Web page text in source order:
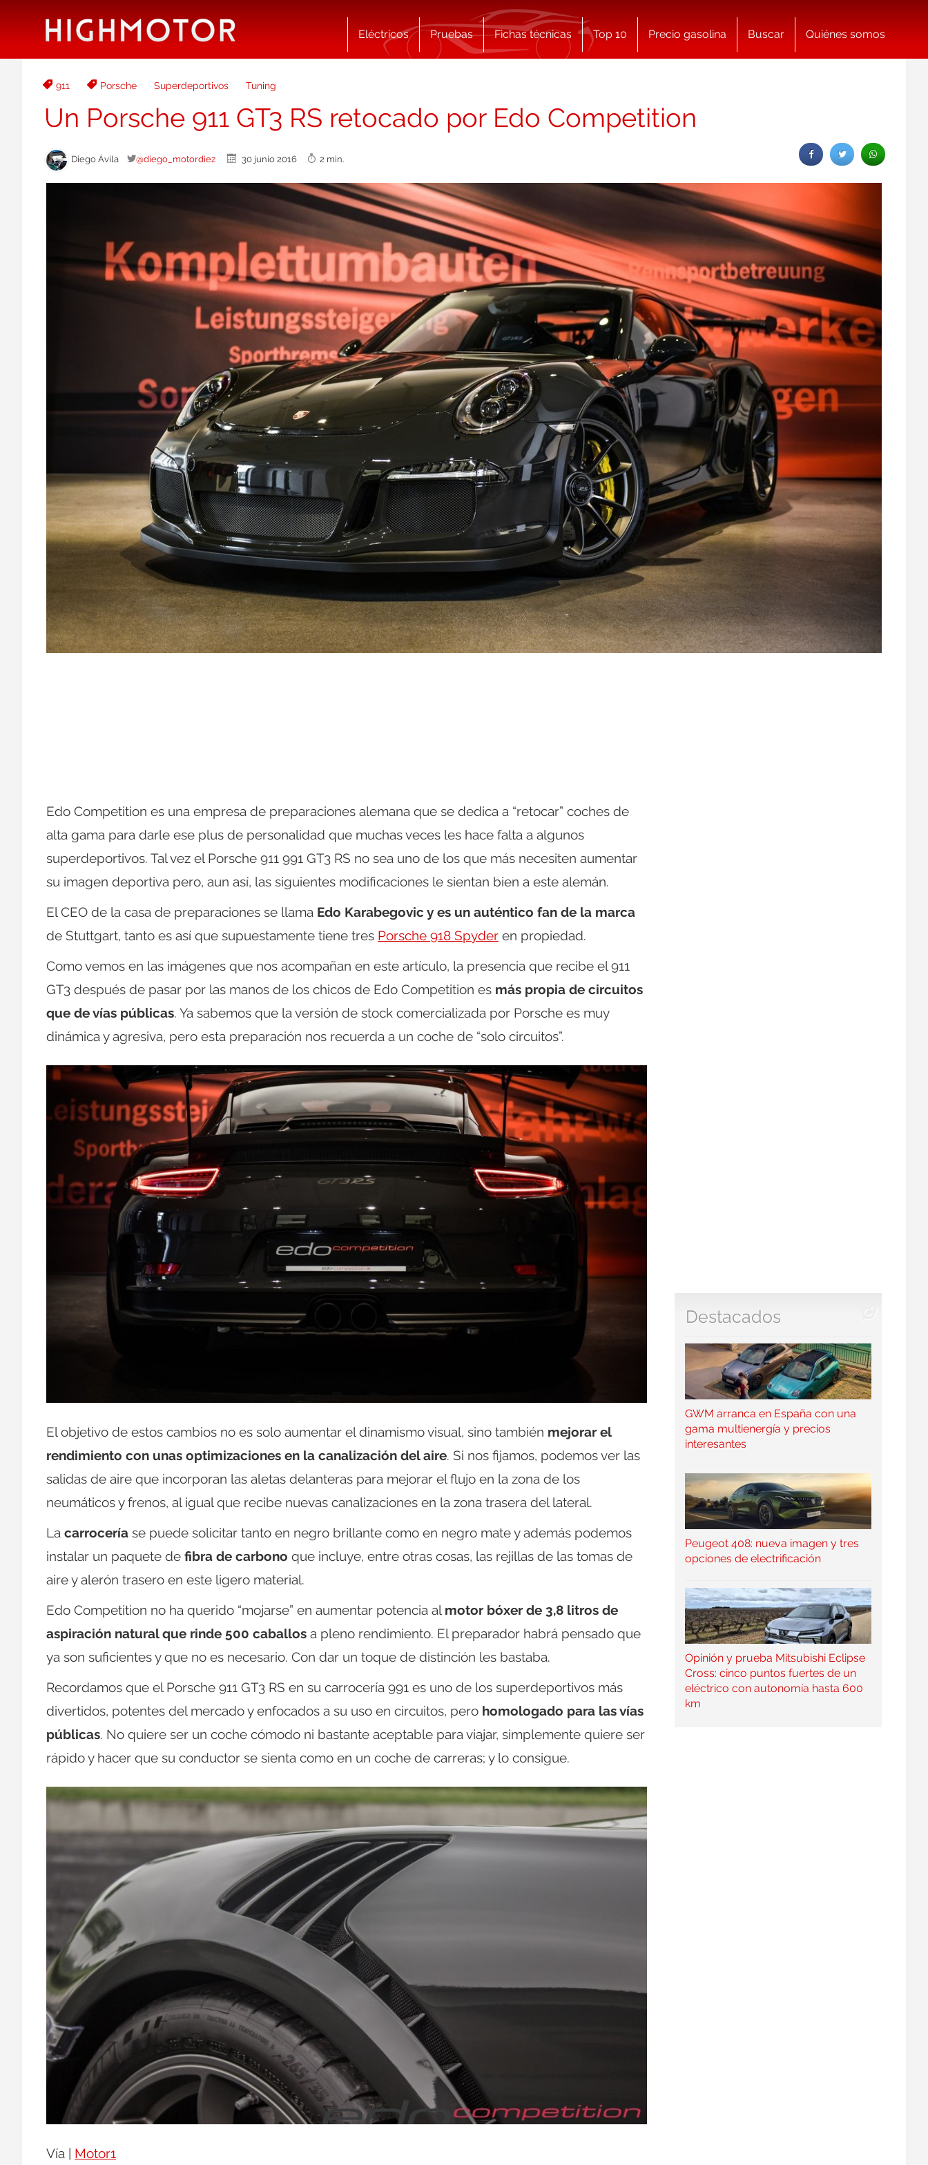
Eléctricos Pruebas Fichas técnicas Top 10 Precio gasolina Buscar Quiénes somos
911 Porsche Superdeportivos Tuning
Un Porsche 911 GT3 RS retocado por Edo Competition
Diego Ávila @diego_motordiez 30 junio 2016 2 min.
Edo Competition es una empresa de preparaciones alemana que se dedica a “retocar” coches de
alta gama para darle ese plus de personalidad que muchas veces les hace falta a algunos
superdeportivos. Tal vez el Porsche 911 991 GT3 RS no sea uno de los que más necesiten aumentar
su imagen deportiva pero, aun así, las siguientes modificaciones le sientan bien a este alemán.
El CEO de la casa de preparaciones se llama Edo Karabegovic y es un auténtico fan de la marca
de Stuttgart, tanto es así que supuestamente tiene tres Porsche 918 Spyder en propiedad.
Como vemos en las imágenes que nos acompañan en este artículo, la presencia que recibe el 911
GT3 después de pasar por las manos de los chicos de Edo Competition es más propia de circuitos
que de vías públicas. Ya sabemos que la versión de stock comercializada por Porsche es muy
dinámica y agresiva, pero esta preparación nos recuerda a un coche de “solo circuitos”.
El objetivo de estos cambios no es solo aumentar el dinamismo visual, sino también mejorar el
rendimiento con unas optimizaciones en la canalización del aire. Si nos fijamos, podemos ver las
salidas de aire que incorporan las aletas delanteras para mejorar el flujo en la zona de los
neumáticos y frenos, al igual que recibe nuevas canalizaciones en la zona trasera del lateral.
La carrocería se puede solicitar tanto en negro brillante como en negro mate y además podemos
instalar un paquete de fibra de carbono que incluye, entre otras cosas, las rejillas de las tomas de
aire y alerón trasero en este ligero material.
Edo Competition no ha querido “mojarse” en aumentar potencia al motor bóxer de 3,8 litros de
aspiración natural que rinde 500 caballos a pleno rendimiento. El preparador habrá pensado que
ya son suficientes y que no es necesario. Con dar un toque de distinción les bastaba.
Recordamos que el Porsche 911 GT3 RS en su carrocería 991 es uno de los superdeportivos más
divertidos, potentes del mercado y enfocados a su uso en circuitos, pero homologado para las vías
públicas. No quiere ser un coche cómodo ni bastante aceptable para viajar, simplemente quiere ser
rápido y hacer que su conductor se sienta como en un coche de carreras; y lo consigue.
Vía | Motor1
Destacados
GWM arranca en España con una
gama multienergía y precios
interesantes
Peugeot 408: nueva imagen y tres
opciones de electrificación
Opinión y prueba Mitsubishi Eclipse
Cross: cinco puntos fuertes de un
eléctrico con autonomía hasta 600
km